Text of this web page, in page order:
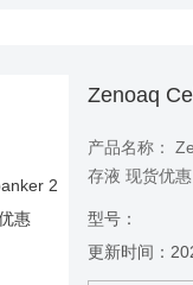
产品名称：
存液 现货优惠
100ml
型号：
更新时间：